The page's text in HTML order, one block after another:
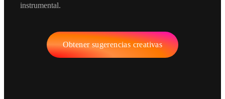
instrumental.
Obtener sugerencias creativas